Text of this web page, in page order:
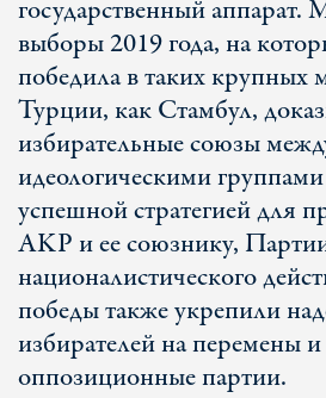
государственный
выборы 2019 года, на
победила в таких крупных
Турции, как Стамбул,
избирательные союзы
идеологическими
успешной стратегией для
AKP и ее союзнику,
националистического
победы также укрепили
избирателей на перемены
оппозиционные партии.